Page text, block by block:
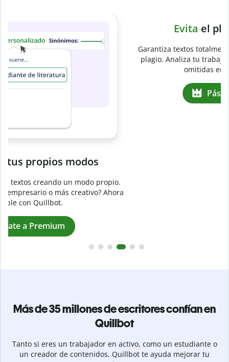
Evitael plagio accidental
Garantiza textos totalmente originales con el detector de
plagio. Analiza tu trabajo en segundos e identifica citas
Más de 35 millones de escritores confían en
Quillbot
Tanto si eres un trabajador en activo, como un estudiante o
un creador de contenidos, Quillbot te ayuda mejorar tu